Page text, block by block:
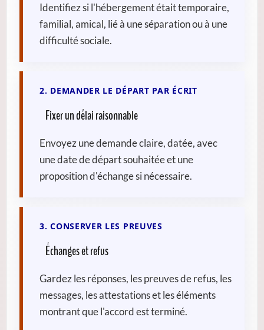
Identifiez si l'hébergement était temporaire,
familial, amical, lié à une séparation ou à une
difficulté sociale.
2. DEMANDER LE DÉPART PAR ÉCRIT
Fixer un délai raisonnable
Envoyez une demande claire, datée, avec
une date de départ souhaitée et une
proposition d'échange si nécessaire.
3. CONSERVER LES PREUVES
Échanges et refus
Gardez les réponses, les preuves de refus, les
messages, les attestations et les éléments
montrant que l'accord est terminé.